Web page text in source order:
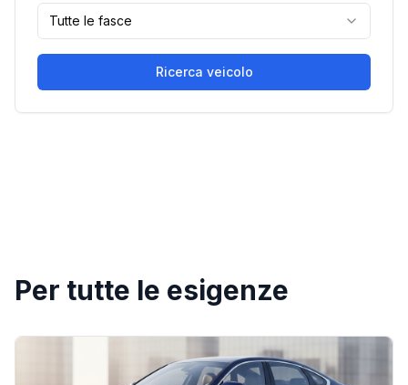
Tutte le fasce
Ricerca veicolo
Per tutte le esigenze